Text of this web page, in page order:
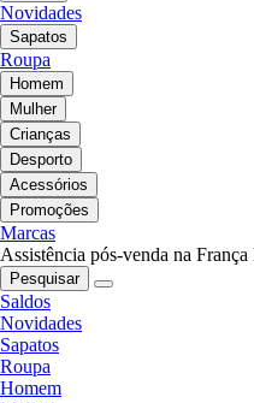
Novidades
Sapatos
Roupa
Homem
Mulher
Crianças
Desporto
Acessórios
Promoções
Marcas
Assistência pós-venda na França
Pesquisar
Saldos
Novidades
Sapatos
Roupa
Homem